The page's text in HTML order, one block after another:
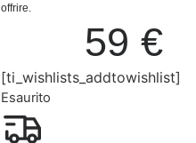
offrire.
59€
[ti_wishlists_addtowishlist]
Esaurito